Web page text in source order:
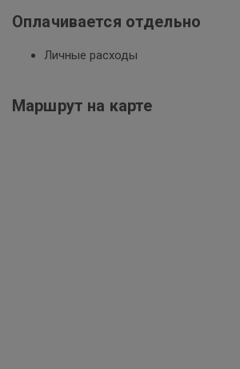
Оплачивается отдельно
Личные расходы
Маршрут на карте